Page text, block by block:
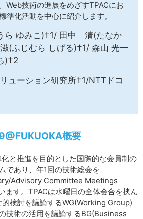
Web技術の進展をめざすTPACにお
準化活動を中心に紹介します。
ら ゆみこ)†1/ 田中 清(たなか
(ふじむら しげる)†1/ 森山 光一
)†2
ューション研究所†1/NTTドコ
概要
と推進を目的とした国際的な会員制の
であり、年1回の技術総会を
Advisory Committee Meetings
ます。TPACは水曜日の全体会合を挟ん
検討を議論するWG(Working Group)
技術の活用を議論するBG(Business